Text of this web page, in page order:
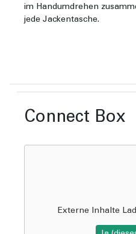
im Handumdrehen
jede Jackentasche.
Connect Box
Externe Inhalte